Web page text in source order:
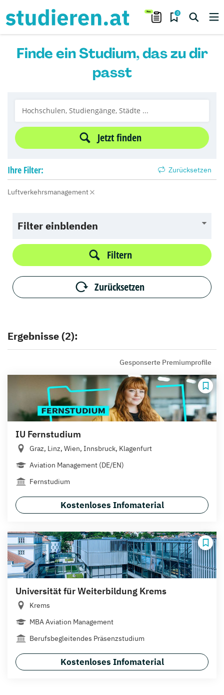
0
Finde ein Studium, das zu dir
passt
Jetzt finden
Ihre Filter: Zurücksetzen
Luftverkehrsmanagement
Filter einblenden
Filtern
Zurücksetzen
Ergebnisse (2):
Gesponserte Premiumprofile
IU Fernstudium
Graz, Linz, Wien, Innsbruck, Klagenfurt
Aviation Management (DE/EN)
Fernstudium
Kostenloses Infomaterial
Universität für Weiterbildung Krems
Krems
MBA Aviation Management
Berufsbegleitendes Präsenzstudium
Kostenloses Infomaterial